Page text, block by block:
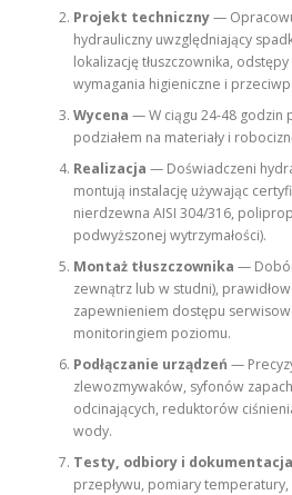
Projekt techniczny—
hydrauliczny uwzględniający
lokalizację tłuszczownika,
wymagania higieniczne i
Wycena — W ciągu 24-48 godzin
podziałem na materiały i
Realizacja — Doświadczeni
montują instalację używając
nierdzewna AISI 304/316,
podwyższonej wytrzymałości).
Montaż tłuszczownika —
zewnątrz lub w studni),
zapewnieniem dostępu
monitoringiem poziomu.
Podłączanie urządzeń —
zlewozmywaków, syfonów
odcinających, reduktorów
wody.
Testy, odbiory i dokumentacja
przepływu, pomiary